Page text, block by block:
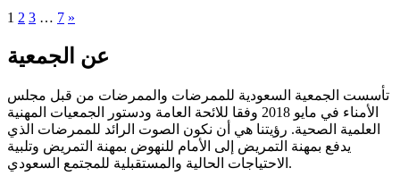
1 2 3 … 7 »
عن الجمعية
تأسست الجمعية السعودية للممرضات والممرضات من قبل مجلس
الأمناء في مايو 2018 وفقا للائحة العامة ودستور الجمعيات المهنية
العلمية الصحية. رؤيتنا هي أن نكون الصوت الرائد للممرضات الذي
يدفع بمهنة التمريض إلى الأمام للنهوض بمهنة التمريض وتلبية
الاحتياجات الحالية والمستقبلية للمجتمع السعودي.